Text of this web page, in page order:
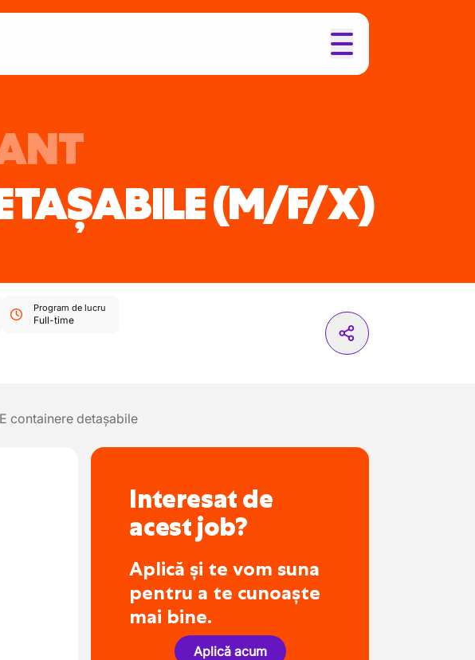
(M/F/X)
Program de lucru
Full-time
containere detașabile
Interesat de
acest job?
Aplică și te vom suna
pentru a te cunoaște
mai bine.
Aplică acum